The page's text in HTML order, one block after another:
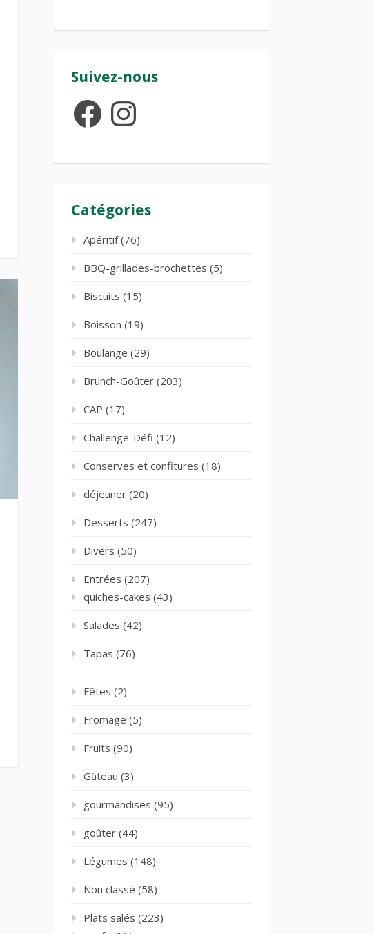
Suivez-nous
FacebookInstagram
Catégories
Apéritif(76)
BBQ-grillades-brochettes (5)
Biscuits (15)
Boisson (19)
Boulange (29)
Brunch-Goûter (203)
CAP (17)
Challenge-Défi (12)
Conserves et confitures (18)
déjeuner (20)
Desserts (247)
Divers (50)
Entrées (207)
quiches-cakes (43)
Salades (42)
Tapas (76)
Fêtes (2)
Fromage (5)
Fruits (90)
Gâteau (3)
gourmandises (95)
goûter (44)
Légumes (148)
Non classé (58)
Plats salés (223)